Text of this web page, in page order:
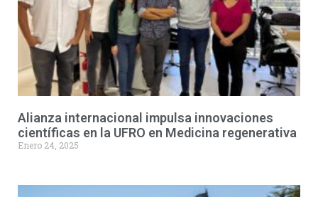
Alianza internacional impulsa innovaciones
científicas en la UFRO en Medicina regenerativa
Enero 24, 2025